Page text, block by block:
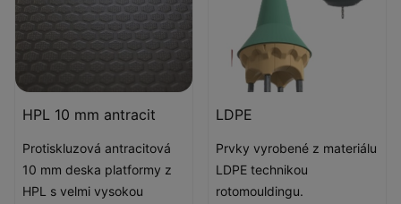
HPL 10 mm antracit
Protiskluzová antracitová
10 mm deska platformy z
HPL s velmi vysokou
LDPE
Prvky vyrobené z materiálu
LDPE technikou
rotomouldingu.